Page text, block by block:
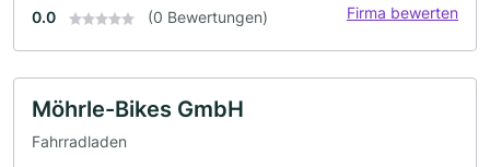
0.0 (0 Bewertungen) Firma bewerten
Möhrle-Bikes GmbH
Fahrradladen